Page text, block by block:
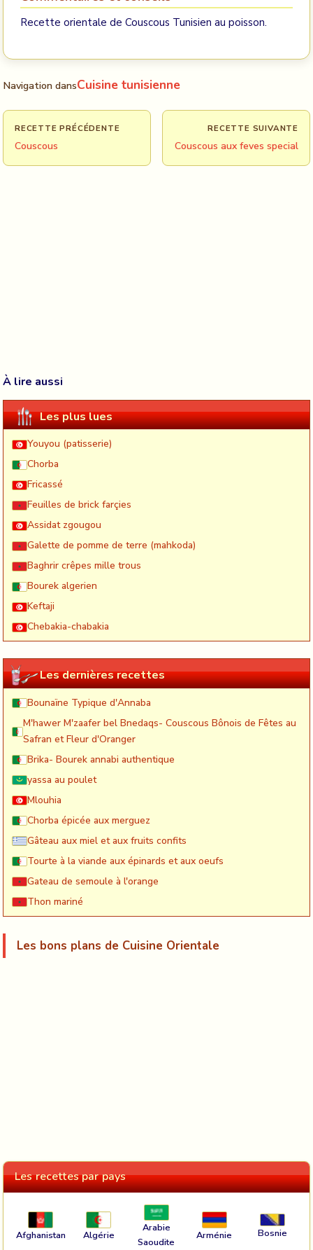
Recette orientale de Couscous Tunisien au poisson.
Navigation dansCuisine tunisienne
RECETTE PRÉCÉDENTE
Couscous
RECETTE SUIVANTE
Couscous aux feves special
À lire aussi
Les plus lues
Youyou (patisserie)
Chorba
Fricassé
Feuilles de brick farçies
Assidat zgougou
Galette de pomme de terre (mahkoda)
Baghrir crêpes mille trous
Bourek algerien
Keftaji
Chebakia-chabakia
Les dernières recettes
Bounaïne Typique d'Annaba
M'hawer M'zaafer bel Bnedaqs- Couscous Bônois de Fêtes au
Safran et Fleur d'Oranger
Brika- Bourek annabi authentique
yassa au poulet
Mlouhia
Chorba épicée aux merguez
Gâteau aux miel et aux fruits confits
Tourte à la viande aux épinards et aux oeufs
Gateau de semoule à l'orange
Thon mariné
Les bons plans de Cuisine Orientale
Les recettes par pays
Afghanistan Algérie
Arabie
Saoudite
Arménie Bosnie